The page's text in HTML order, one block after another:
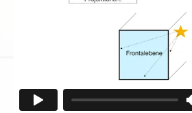
EKG-Ableitung Grundlagen + Einthoven
EKG – Ableitung nach Goldberger
EKG – Ableitung nach Wilson